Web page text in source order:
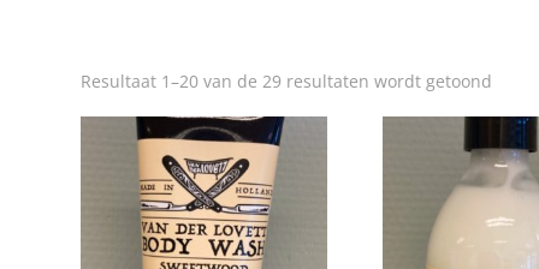
Resultaat 1–20 van de 29 resultaten wordt getoond